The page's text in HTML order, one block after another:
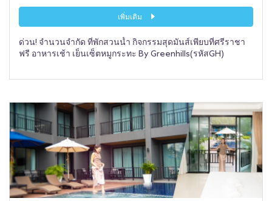
เพิ่มเติม
ด่วน! จำนวนจำกัด ที่พักสวนน้ำ กิจกรรมสุดมันส์เพียบที่ศรีราชา
ฟรี อาหารเช้า เย็นเซ็ตหมูกระทะ By Greenhills(รหัสGH)